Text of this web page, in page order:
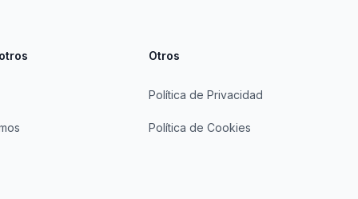
Otros
Política de Privacidad
Política de Cookies